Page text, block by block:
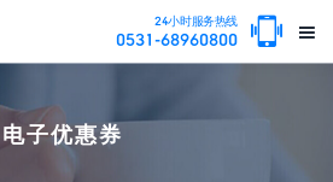

24小时服务热线
0531-68960800 
电子优惠券